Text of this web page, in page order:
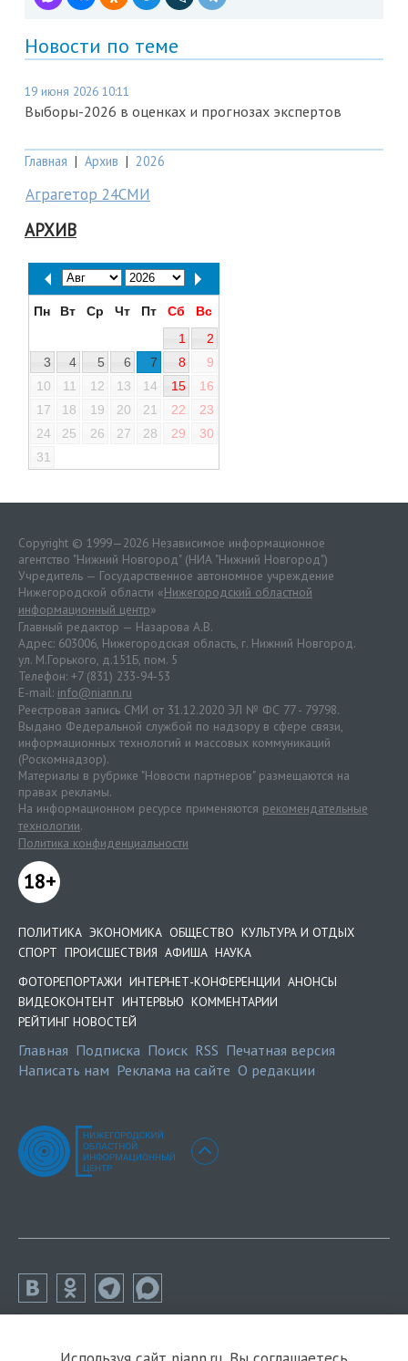
Новости по теме
19 июня 2026 10:11
Выборы-2026 в оценках и прогнозах экспертов
Главная | Архив | 2026
Аграгетор 24СМИ
АРХИВ
Пн Вт Ср Чт Пт Сб
Вс
1
2
3
4 5 6 7 8
9
10
11 12 13 14 15
16
17
18 19 20 21 22
23
24
25 26 27 28 29
30
31
Copyright © 1999—2026 Независимое информационное
агентство "Нижний Новгород" (НИА "Нижний Новгород")
Учредитель — Государственное автономное учреждение
Нижегородской области «Нижегородский областной
информационный центр»
Главный редактор — Назарова А.В.
Адрес: 603006, Нижегородская область, г. Нижний Новгород.
ул. М.Горького, д.151Б, пом. 5
Телефон: +7 (831) 233-94-53
E-mail: info@niann.ru
Реестровая запись СМИ от 31.12.2020 ЭЛ № ФС 77 - 79798.
Выдано Федеральной службой по надзору в сфере связи,
информационных технологий и массовых коммуникаций
(Роскомнадзор).
Материалы в рубрике "Новости партнеров" размещаются на
правах рекламы.
На информационном ресурсе применяются рекомендательные
технологии.
Политика конфиденциальности
18+
ПОЛИТИКА ЭКОНОМИКА ОБЩЕСТВО КУЛЬТУРА И ОТДЫХ
СПОРТ ПРОИСШЕСТВИЯ АФИША НАУКА
ФОТОРЕПОРТАЖИ ИНТЕРНЕТ-КОНФЕРЕНЦИИ АНОНСЫ
ВИДЕОКОНТЕНТ ИНТЕРВЬЮ КОММЕНТАРИИ
РЕЙТИНГ НОВОСТЕЙ
Главная Подписка Поиск RSS Печатная версия
Написать нам Реклама на сайте О редакции